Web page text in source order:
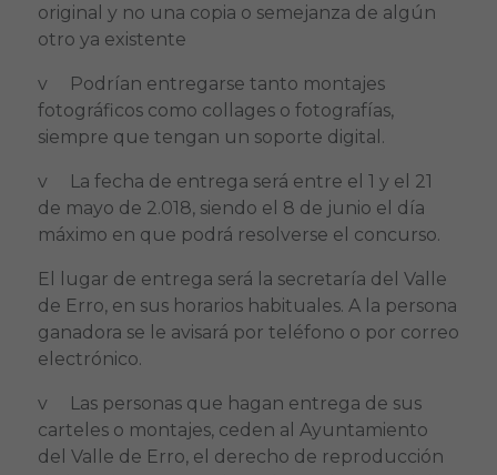
original y no una copia o semejanza de algún
otro ya existente
v Podrían entregarse tanto montajes
fotográficos como collages o fotografías,
siempre que tengan un soporte digital.
v La fecha de entrega será entre el 1 y el 21
de mayo de 2.018, siendo el 8 de junio el día
máximo en que podrá resolverse el concurso.
El lugar de entrega será la secretaría del Valle
de Erro, en sus horarios habituales. A la persona
ganadora se le avisará por teléfono o por correo
electrónico.
v Las personas que hagan entrega de sus
carteles o montajes, ceden al Ayuntamiento
del Valle de Erro, el derecho de reproducción